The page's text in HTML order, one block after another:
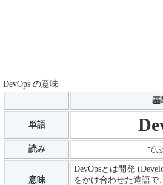
DevOps の意味
基
単語
読み で
意味
DevOpsとは開発
をかけ合わせた造語で